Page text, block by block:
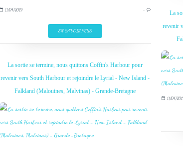
11/04/2019 …
EN SAVOIR PLUS
La
revenir
11/04/
La sortie se termine, nous quittons Coffin's Harbour pour
revenir vers South Harbour et rejoindre le Lyrial - New Island -
Falkland (Malouines, Malvinas) - Grande-Bretagne